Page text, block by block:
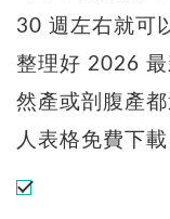
30 週左右就可
整理好 2026 最
然產或剖腹產
人表格免費下